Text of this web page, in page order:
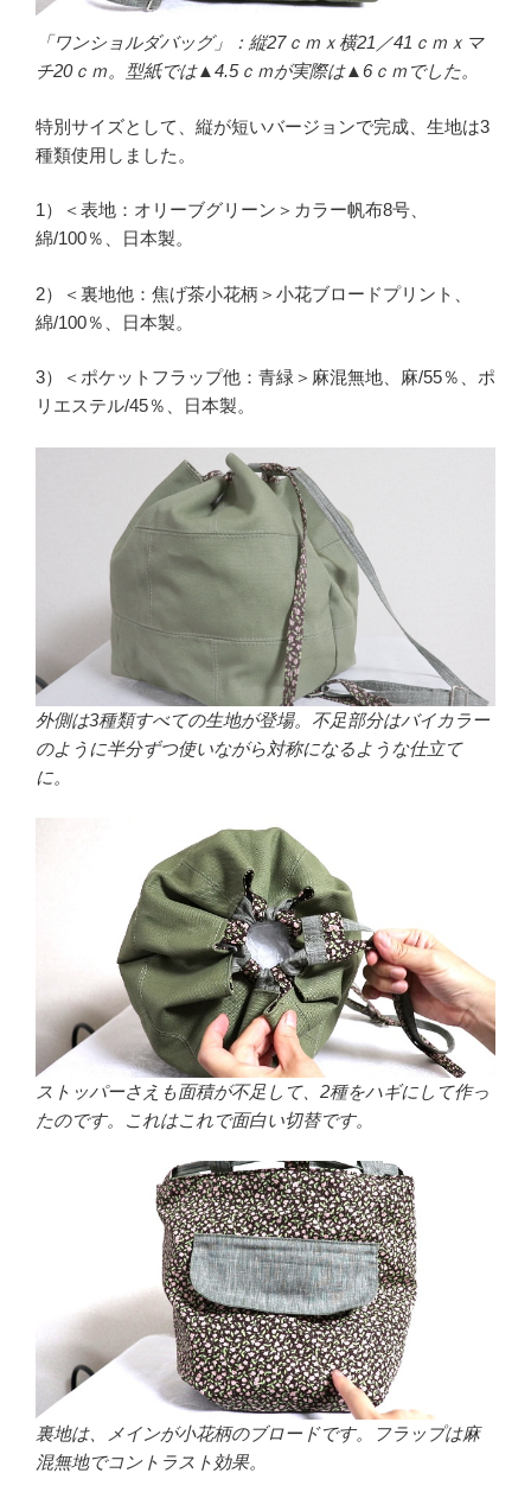
「ワンショルダバッグ」：縦27ｃｍｘ横21／41ｃｍｘマ
チ20ｃｍ。型紙では▲4.5ｃｍが実際は▲6ｃｍでした。
特別サイズとして、縦が短いバージョンで完成、生地は3
種類使用しました。
1）＜表地：オリーブグリーン＞カラー帆布8号、
綿/100％、日本製。
2）＜裏地他：焦げ茶小花柄＞小花ブロードプリント、
綿/100％、日本製。
3）＜ポケットフラップ他：青緑＞麻混無地、麻/55％、ポ
リエステル/45％、日本製。
外側は3種類すべての生地が登場。不足部分はバイカラー
のように半分ずつ使いながら対称になるような仕立て
に。
ストッパーさえも面積が不足して、2種をハギにして作っ
たのです。これはこれで面白い切替です。
裏地は、メインが小花柄のブロードです。フラップは麻
混無地でコントラスト効果。